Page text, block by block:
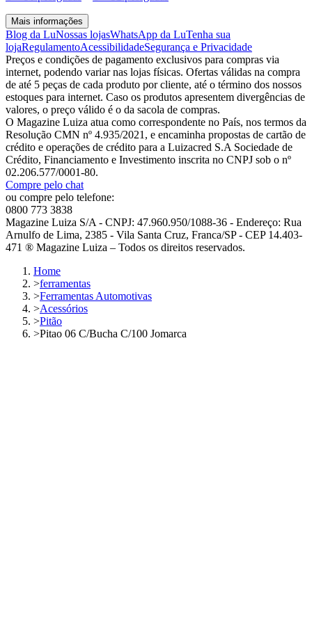
Mais informações
Blog da LuNossas lojasWhatsApp da LuTenha sua
lojaRegulamentoAcessibilidadeSegurança e Privacidade
Preços e condições de pagamento exclusivos para compras via
internet, podendo variar nas lojas físicas. Ofertas válidas na compra
de até 5 peças de cada produto por cliente, até o término dos nossos
estoques para internet. Caso os produtos apresentem divergências de
valores, o preço válido é o da sacola de compras.
O Magazine Luiza atua como correspondente no País, nos termos da
Resolução CMN nº 4.935/2021, e encaminha propostas de cartão de
crédito e operações de crédito para a Luizacred S.A Sociedade de
Crédito, Financiamento e Investimento inscrita no CNPJ sob o nº
02.206.577/0001-80.
Compre pelo chat
ou compre pelo telefone:
0800 773 3838
Magazine Luiza S/A - CNPJ: 47.960.950/1088-36 - Endereço: Rua
Arnulfo de Lima, 2385 - Vila Santa Cruz, Franca/SP - CEP 14.403-
471 ® Magazine Luiza – Todos os direitos reservados.
Home
>ferramentas
>Ferramentas Automotivas
>Acessórios
>Pitão
>Pitao 06 C/Bucha C/100 Jomarca